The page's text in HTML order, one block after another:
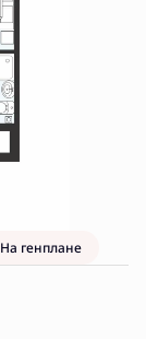
На генплане